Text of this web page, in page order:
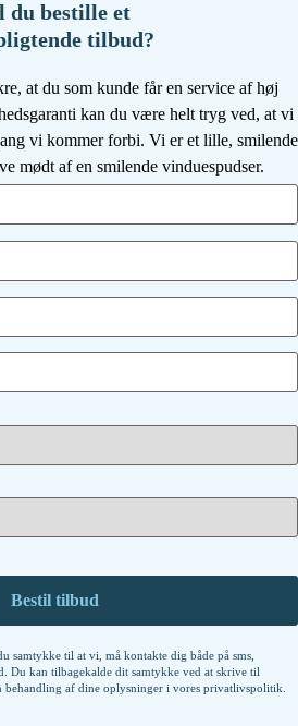
du bestille et
tilbud?
at du som kunde får en service af høj
kan du være helt tryg ved, at vi
vi kommer forbi. Vi er et lille, smilende
mødt af en smilende vinduespudser.
samtykke til at vi, må kontakte dig både på sms,
Du kan tilbagekalde dit samtykke ved at skrive til
behandling af dine oplysninger i vores privatlivspolitik